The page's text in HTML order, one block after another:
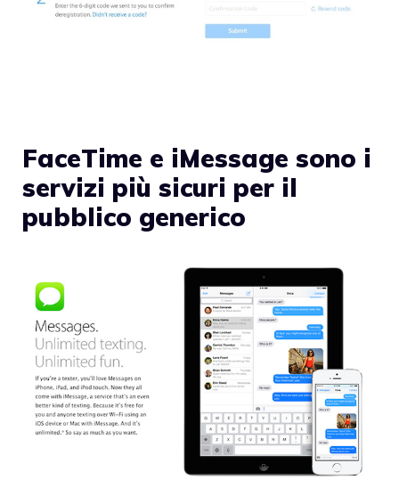
FaceTime e iMessage sono i
servizi più sicuri per il
pubblico generico